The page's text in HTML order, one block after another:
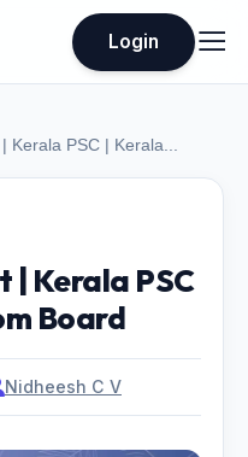
Login
Kerala PSC | Kerala...
| Kerala PSC
Board
Nidheesh C V